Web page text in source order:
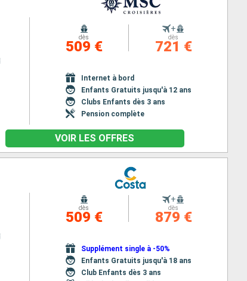
dès
509 €
+
dès
721 €
Internet à bord
Enfants Gratuits jusqu'à 12 ans
Clubs Enfants dès 3 ans
Pension complète
VOIR LES OFFRES
dès
509 €
+
dès
879 €
Supplément single à -50%
Enfants Gratuits jusqu'à 18 ans
Club Enfants dès 3 ans